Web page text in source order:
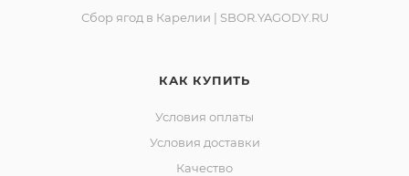
Сбор ягод в Карелии | SBOR.YAGODY.RU
КАК КУПИТЬ
Условия оплаты
Условия доставки
Качество